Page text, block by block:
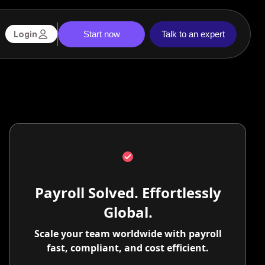
Login Start now Talk to an expert
Payroll Solved. Effortlessly
Global.
Scale your team worldwide with payroll
fast, compliant, and cost efficient.